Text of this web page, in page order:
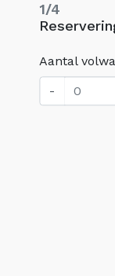
1/4
Aantal
-